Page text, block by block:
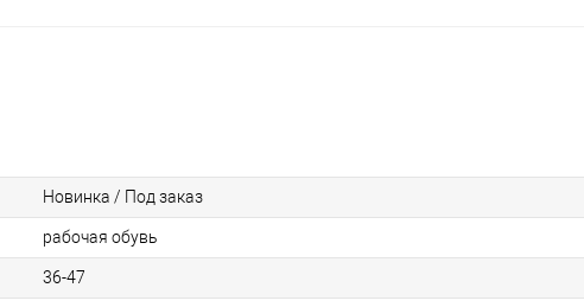
Новинка / Под заказ
рабочая обувь
36-47